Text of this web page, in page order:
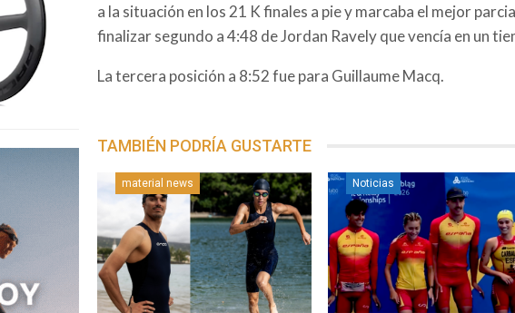
a la situación en los 21 K finales a pie y marcaba el mejor
finalizar segundo a 4:48 de Jordan Ravely que vencía en un
La tercera posición a 8:52 fue para Guillaume Macq.
TAMBIÉN PODRÍA GUSTARTE
material news Noticias